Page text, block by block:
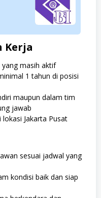
Kerja
masih aktif
1 tahun di posisi
maupun dalam tim
jawab
Jakarta Pusat
sesuai jadwal yang
kondisi baik dan siap